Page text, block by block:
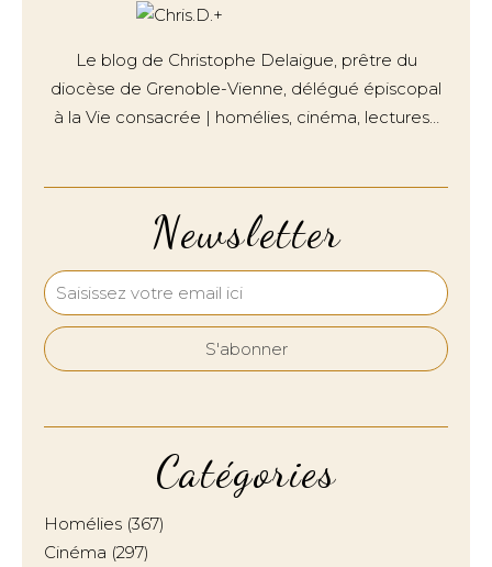
Newsletter
Catégories
Homélies (367)
Cinéma (297)
Le blog de Christophe Delaigue, prêtre du
diocèse de Grenoble-Vienne, délégué épiscopal
à la Vie consacrée | homélies, cinéma, lectures…